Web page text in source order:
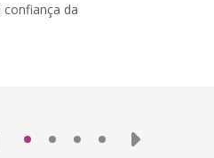
confiança da